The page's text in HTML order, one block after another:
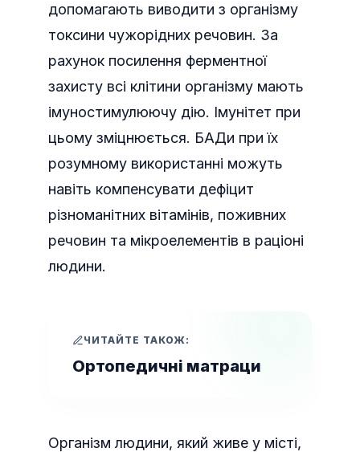
допомагають виводити з організму
токсини чужорідних речовин. За
рахунок посилення ферментної
захисту всі клітини організму мають
імуностимулюючу дію. Імунітет при
цьому зміцнюється. БАДи при їх
розумному використанні можуть
навіть компенсувати дефіцит
різноманітних вітамінів, поживних
речовин та мікроелементів в раціоні
людини.
ЧИТАЙТЕ ТАКОЖ:
Ортопедичні матраци
Організм людини, який живе у місті,